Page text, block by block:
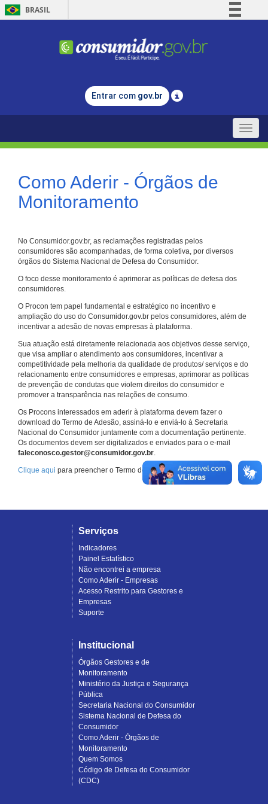
BRASIL
Comunica BR
Legislação
Entrar com gov.br
Toggle
Como Aderir - Órgãos de
Monitoramento
No Consumidor.gov.br, as reclamações registradas pelos
consumidores são acompanhadas, de forma coletiva, por diversos
órgãos do Sistema Nacional de Defesa do Consumidor.
O foco desse monitoramento é aprimorar as políticas de defesa dos
consumidores.
O Procon tem papel fundamental e estratégico no incentivo e
ampliação do uso do Consumidor.gov.br pelos consumidores, além de
incentivar a adesão de novas empresas à plataforma.
Sua atuação está diretamente relacionada aos objetivos desse serviço,
que visa ampliar o atendimento aos consumidores, incentivar a
competitividade pela melhoria da qualidade de produtos/ serviços e do
relacionamento entre consumidores e empresas, aprimorar as políticas
de prevenção de condutas que violem direitos do consumidor e
promover a transparência nas relações de consumo.
Os Procons interessados em aderir à plataforma devem fazer o
download do Termo de Adesão, assiná-lo e enviá-lo à Secretaria
Nacional do Consumidor juntamente com a documentação pertinente.
Os documentos devem ser digitalizados e enviados para o e-mail
faleconosco.gestor@consumidor.gov.br.
Clique aqui para preencher o Termo de Adesão.
Serviços
Indicadores
Painel Estatístico
Não encontrei a empresa
Como Aderir - Empresas
Acesso Restrito para Gestores e
Empresas
Suporte
Institucional
Órgãos Gestores e de
Monitoramento
Ministério da Justiça e Segurança
Pública
Secretaria Nacional do Consumidor
Sistema Nacional de Defesa do
Consumidor
Como Aderir - Órgãos de
Monitoramento
Quem Somos
Código de Defesa do Consumidor
(CDC)